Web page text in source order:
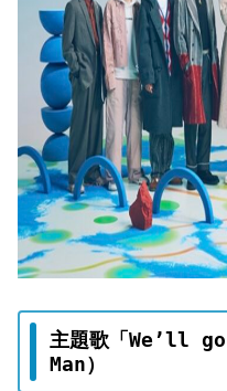
主題歌「We’ll
Man）